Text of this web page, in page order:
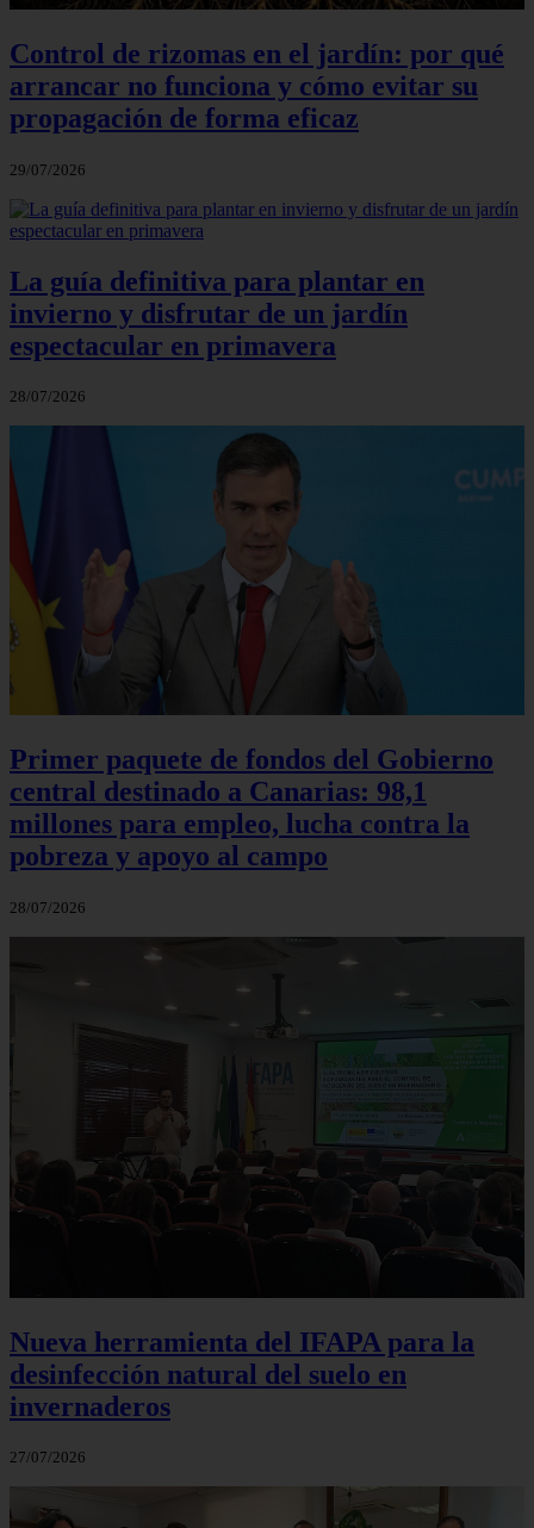
Control de rizomas en el jardín: por qué
arrancar no funciona y cómo evitar su
propagación de forma eficaz
29/07/2026
La guía definitiva para plantar en
invierno y disfrutar de un jardín
espectacular en primavera
28/07/2026
Primer paquete de fondos del Gobierno
central destinado a Canarias: 98,1
millones para empleo, lucha contra la
pobreza y apoyo al campo
28/07/2026
Nueva herramienta del IFAPA para la
desinfección natural del suelo en
invernaderos
27/07/2026